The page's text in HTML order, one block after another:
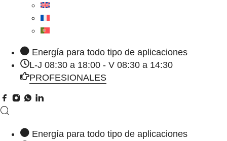
Energía para todo tipo de aplicaciones
L-J 08:30 a 18:00 - V 08:30 a 14:30
PROFESIONALES
Energía para todo tipo de aplicaciones